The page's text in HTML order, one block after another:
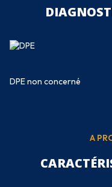
DPE non concerné
A